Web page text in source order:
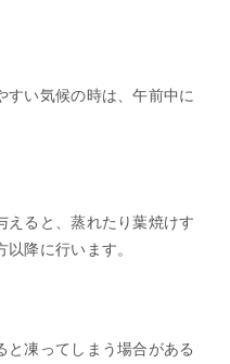
すい気候の時は、午前中に
えると、蒸れたり葉焼けす
降に行います。
と凍ってしまう場合がある